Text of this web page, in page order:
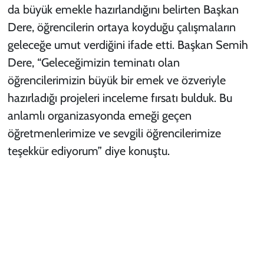
da büyük emekle hazırlandığını belirten Başkan
Dere, öğrencilerin ortaya koyduğu çalışmaların
geleceğe umut verdiğini ifade etti. Başkan Semih
Dere, “Geleceğimizin teminatı olan
öğrencilerimizin büyük bir emek ve özveriyle
hazırladığı projeleri inceleme fırsatı bulduk. Bu
anlamlı organizasyonda emeği geçen
öğretmenlerimize ve sevgili öğrencilerimize
teşekkür ediyorum” diye konuştu.